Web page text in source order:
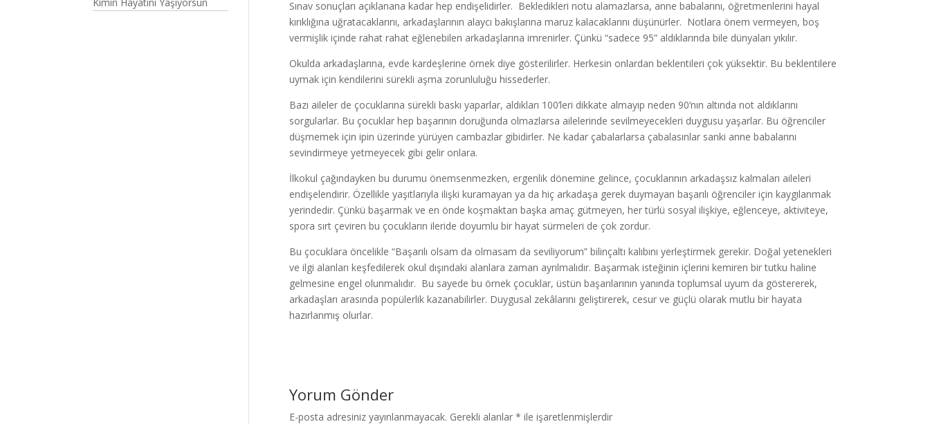
Sınav sonuçları açıklanana kadar hep endişelidirler. Bekledikleri notu alamazlarsa, anne babalarını, öğretmenlerini hayal
kırıklığına uğratacaklarını, arkadaşlarının alaycı bakışlarına maruz kalacaklarını düşünürler. Notlara önem vermeyen, boş
vermişlik içinde rahat rahat eğlenebilen arkadaşlarına imrenirler. Çünkü “sadece 95” aldıklarında bile dünyaları yıkılır.
Okulda arkadaşlarına, evde kardeşlerine örnek diye gösterilirler. Herkesin onlardan beklentileri çok yüksektir. Bu beklentilere
uymak için kendilerini sürekli aşma zorunluluğu hissederler.
Bazı aileler de çocuklarına sürekli baskı yaparlar, aldıkları 100’leri dikkate almayıp neden 90’nın altında not aldıklarını
sorgularlar. Bu çocuklar hep başarının doruğunda olmazlarsa ailelerinde sevilmeyecekleri duygusu yaşarlar. Bu öğrenciler
düşmemek için ipin üzerinde yürüyen cambazlar gibidirler. Ne kadar çabalarlarsa çabalasınlar sanki anne babalarını
sevindirmeye yetmeyecek gibi gelir onlara.
İlkokul çağındayken bu durumu önemsenmezken, ergenlik dönemine gelince, çocuklarının arkadaşsız kalmaları aileleri
endişelendirir. Özellikle yaşıtlarıyla ilişki kuramayan ya da hiç arkadaşa gerek duymayan başarılı öğrenciler için kaygılanmak
yerindedir. Çünkü başarmak ve en önde koşmaktan başka amaç gütmeyen, her türlü sosyal ilişkiye, eğlenceye, aktiviteye,
spora sırt çeviren bu çocukların ileride doyumlu bir hayat sürmeleri de çok zordur.
Bu çocuklara öncelikle “Başarılı olsam da olmasam da seviliyorum” bilinçaltı kalıbını yerleştirmek gerekir. Doğal yetenekleri
ve ilgi alanları keşfedilerek okul dışındaki alanlara zaman ayrılmalıdır. Başarmak isteğinin içlerini kemiren bir tutku haline
gelmesine engel olunmalıdır. Bu sayede bu örnek çocuklar, üstün başarılarının yanında toplumsal uyum da göstererek,
arkadaşları arasında popülerlik kazanabilirler. Duygusal zekâlarını geliştirerek, cesur ve güçlü olarak mutlu bir hayata
hazırlanmış olurlar.
Yorum Gönder
E-posta adresiniz yayınlanmayacak. Gerekli alanlar * ile işaretlenmişlerdir